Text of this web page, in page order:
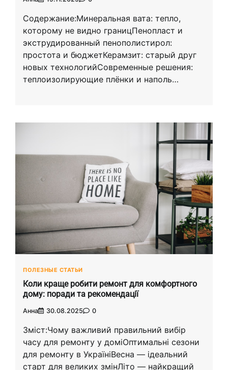
Содержание:Минеральная вата: тепло,
которому не видно границПенопласт и
экструдированный пенополистирол:
простота и бюджетКерамзит: старый друг
новых технологийСовременные решения:
теплоизолирующие плёнки и наполь…
ПОЛЕЗНЫЕ СТАТЬИ
Коли краще робити ремонт для комфортного
дому: поради та рекомендації
Анна 30.08.2025 0
Зміст:Чому важливий правильний вибір
часу для ремонту у доміОптимальні сезони
для ремонту в УкраїніВесна — ідеальний
старт для великих змінЛіто — найкращий